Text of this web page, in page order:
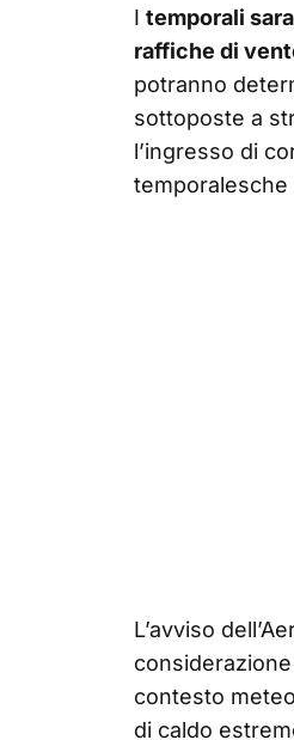
I temporali
raffiche di
potranno
sottoposte a
l’ingresso di
L’avviso
contesto
di caldo